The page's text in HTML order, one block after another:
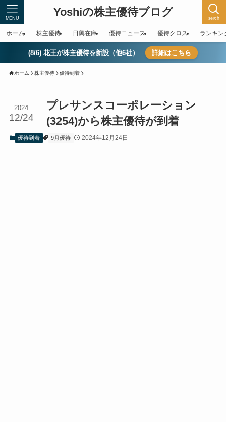
Yoshiの株主優待ブログ serch
MENU
ホーム 株主優待 日興在庫 優待ニュース 優待クロス ランキン
(8/6) 花王が株主優待を新設（他6社） 詳細はこちら
ホーム 株主優待 優待到着
プレサンスコーポレーション
(3254)から株主優待が到着
2024
12/24
優待到着 9月優待 2024年12月24日